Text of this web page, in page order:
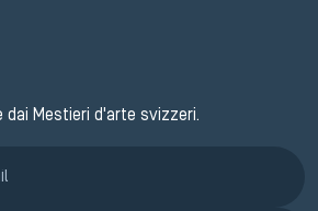
dai Mestieri d'arte svizzeri.